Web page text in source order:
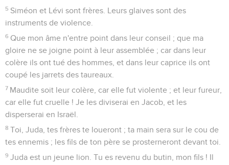
5 Siméon et Lévi sont frères. Leurs glaives sont des
instruments de violence.
6 Que mon âme n'entre point dans leur conseil ; que ma
gloire ne se joigne point à leur assemblée ; car dans leur
colère ils ont tué des hommes, et dans leur caprice ils ont
coupé les jarrets des taureaux.
7 Maudite soit leur colère, car elle fut violente ; et leur fureur,
car elle fut cruelle ! Je les diviserai en Jacob, et les
disperserai en Israël.
8 Toi, Juda, tes frères te loueront ; ta main sera sur le cou de
tes ennemis ; les fils de ton père se prosterneront devant toi.
9 Juda est un jeune lion. Tu es revenu du butin, mon fils ! Il